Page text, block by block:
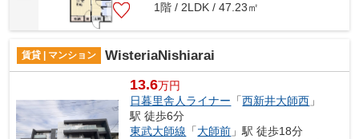
1階 / 2LDK / 47.23㎡
賃貸 | マンション WisteriaNishiarai
13.6万円
日暮里舎人ライナー 「西新井大師西 」
駅 徒歩6分
東武大師線 「大師前 」駅 徒歩18分